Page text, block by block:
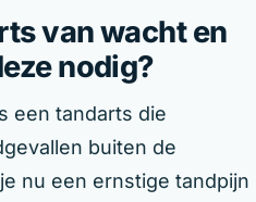
van wacht en
nodig?
een tandarts die
buiten de
nu een ernstige tandpijn